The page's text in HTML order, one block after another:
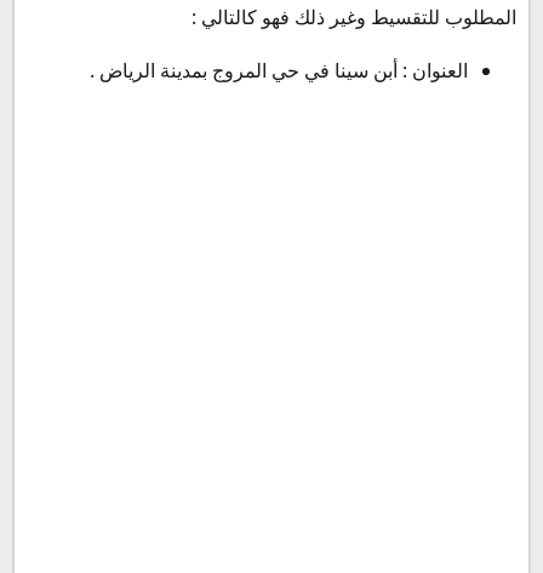
المطلوب للتقسيط وغير ذلك فهو كالتالي :
العنوان : أبن سينا في حي المروج بمدينة الرياض .